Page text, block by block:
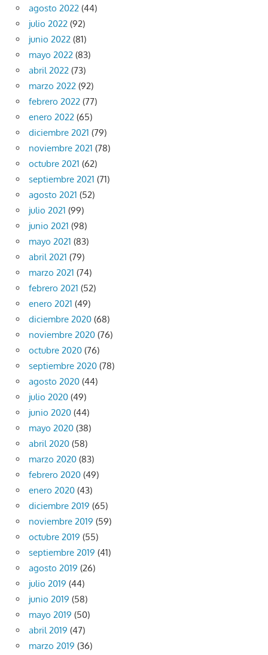
agosto 2022 (44)
julio 2022 (92)
junio 2022 (81)
mayo 2022 (83)
abril 2022 (73)
marzo 2022 (92)
febrero 2022 (77)
enero 2022 (65)
diciembre 2021 (79)
noviembre 2021 (78)
octubre 2021 (62)
septiembre 2021 (71)
agosto 2021 (52)
julio 2021 (99)
junio 2021 (98)
mayo 2021 (83)
abril 2021 (79)
marzo 2021 (74)
febrero 2021 (52)
enero 2021 (49)
diciembre 2020 (68)
noviembre 2020 (76)
octubre 2020 (76)
septiembre 2020 (78)
agosto 2020 (44)
julio 2020 (49)
junio 2020 (44)
mayo 2020 (38)
abril 2020 (58)
marzo 2020 (83)
febrero 2020 (49)
enero 2020 (43)
diciembre 2019 (65)
noviembre 2019 (59)
octubre 2019 (55)
septiembre 2019 (41)
agosto 2019 (26)
julio 2019 (44)
junio 2019 (58)
mayo 2019 (50)
abril 2019 (47)
marzo 2019 (36)